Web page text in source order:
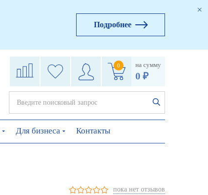
Подробнее
0 на сумму
0 ₽
Для бизнеса Контакты
пока нет отзывов